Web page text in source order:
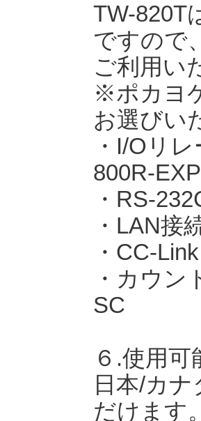
TW-820T
ですので
ご利用い
※ポカヨ
お選びい
・I/Oリ
800R-EXP
・RS-
・LAN接
・CC-
・カウン
SC
６.使用可
日本/カ
だけます